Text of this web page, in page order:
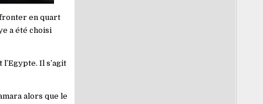
en quart
a été choisi
Il s’agit
alors que le